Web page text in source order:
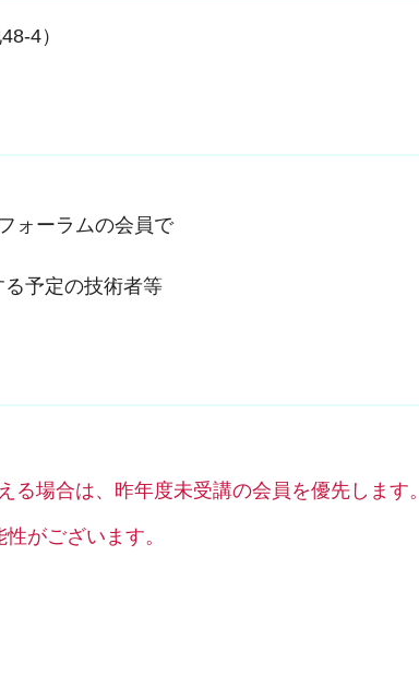
4）
ォーラムの会員で
予定の技術者等
場合は、昨年度未受講の会員を優先します。
がございます。